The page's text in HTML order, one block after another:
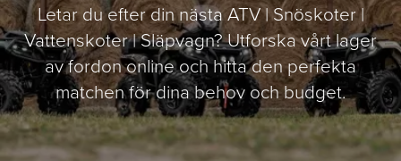
Letar du efter din nästa ATV | Snöskoter |
Vattenskoter | Släpvagn? Utforska vårt lager
av fordon online och hitta den perfekta
matchen för dina behov och budget.